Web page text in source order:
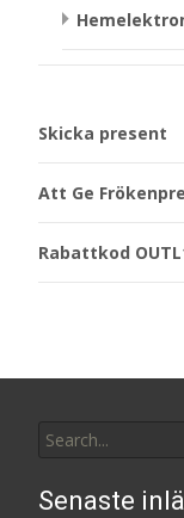
Skicka present
Att Ge
Rabattkod
for:
Senaste